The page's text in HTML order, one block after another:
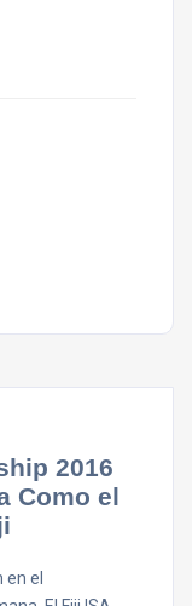
2016
Como el
el